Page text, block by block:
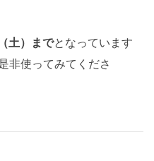
土）までとなっています
非使ってみてくださ